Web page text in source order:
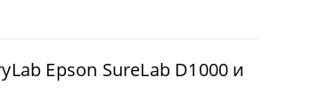
Epson SureLab D1000 и